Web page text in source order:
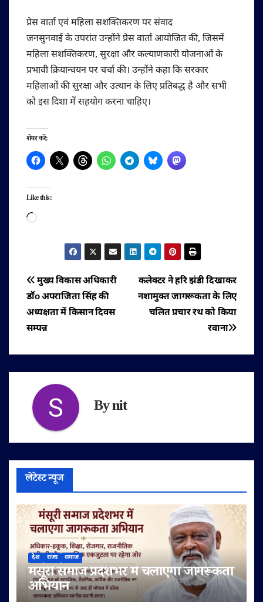
प्रेस वार्ता एवं महिला सशक्तिकरण पर संवाद
जनसुनवाई के उपरांत उन्होंने प्रेस वार्ता आयोजित की, जिसमें
महिला सशक्तिकरण, सुरक्षा और कल्याणकारी योजनाओं के
प्रभावी क्रियान्वयन पर चर्चा की। उन्होंने कहा कि सरकार
महिलाओं की सुरक्षा और उत्थान के लिए प्रतिबद्ध है और सभी
को इस दिशा में सहयोग करना चाहिए।
शेयर करें:
Like this:
Loading…
पोस्ट
नेविगेशन
कलेक्टर ने हरि झंडी दिखाकर
नशामुक्त जागरूकता के लिए
चलित प्रचार रथ को किया
रवाना
मुख्य विकास अधिकारी
डॉo अपराजिता सिंह की
अध्यक्षता में किसान दिवस
सम्पन्न
Bynit
लेटेस्ट न्यूज
देश राज्य समाज
मंसूरी समाज प्रदेशभर में चलाएगा जागरूकता
अभियान